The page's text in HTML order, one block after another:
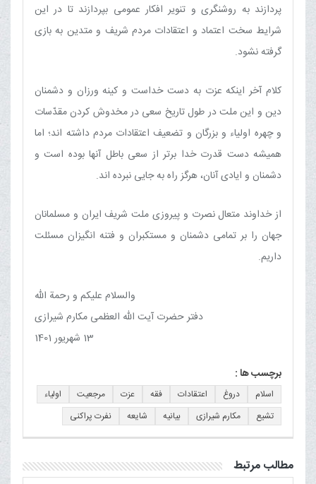
پردازند به روشنگری و تنویر افکار عمومی بپردازند تا در این
شرایط سخت اعتماد و اعتقادات مردم شریف و متدین به بازی
گرفته نشود.
کلام آخر اینکه عزت به دست خداست و کینه ورزان و دشمنان
دین و این ملت در طول تاریخ سعی در مخدوش کردن مقدّسات
و چهره اولیاء و بزرگان و تضعیف اعتقادات مردم داشته اند؛ اما
همیشه دست قدرت خدا برتر از سعی باطل آنها بوده است و
دشمنان و ایادی آنان، هرگز راه به جایی نبرده اند.
از خداوند متعال نصرت و پیروزی ملت شریف ایران و مسلمانان
جهان را بر تمامی دشمنان و مستکبران و فتنه انگیزان مسئلت
داریم.
والسلام علیکم و رحمة الله
دفتر حضرت آیت الله العظمی مکارم شیرازی
13 شهریور 1401
برچسب ها :
اسلام دروغ اعتقادات فقه عزت مرجعیت
اولیاء
تشیع
مکارم شیرازی بیانیه شایعه نفرت پراکنی
مطالب مرتبط